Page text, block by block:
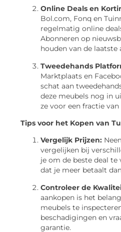
Online Deals en
Bol.com, Fonq en
regelmatig online
Abonneren op
houden van de laatste
Tweedehands
Marktplaats en
schat aan
deze meubels nog in
ze voor een fractie
Tips voor het Kopen van
Vergelijk Prijzen:
vergelijken bij
je om de beste deal
dat je meer betaalt
Controleer de
aankopen is het
meubels te
beschadigingen en
garantie.